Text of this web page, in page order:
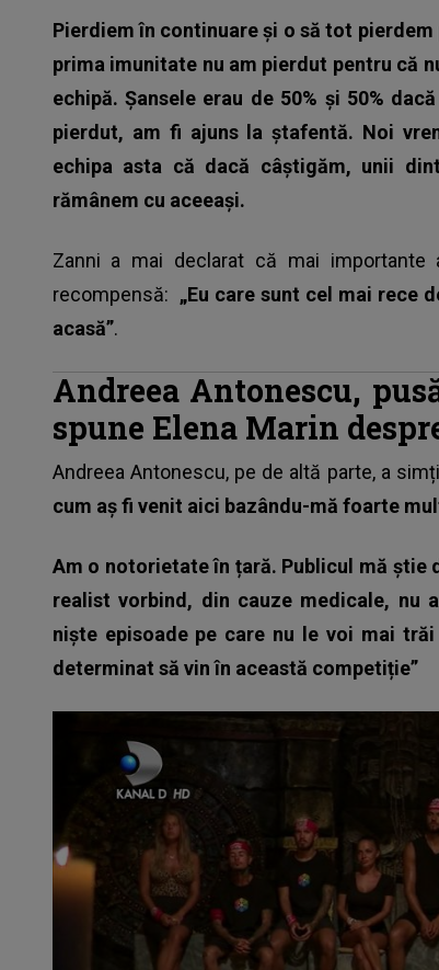
Pierdiem în continuare și o să tot pierdem
prima imunitate nu am pierdut pentru că
echipă. Șansele erau de 50% și 50%
pierdut, am fi ajuns la ștafentă. Noi
echipa asta că dacă câștigăm, unii
rămânem cu aceeași.
Zanni a mai declarat că mai
recompensă: „Eu care sunt cel mai rece
acasă”.
Andreea Antonescu,
spune Elena Marin
Andreea Antonescu, pe de altă parte, a
cum aș fi venit aici bazându-mă foarte
Am o notorietate în țară. Publicul mă știe
realist vorbind, din cauze medicale, nu
niște episoade pe care nu le voi mai
determinat să vin în această competiție”